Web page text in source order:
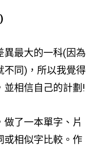
異最大的一科(因為
不同)，所以我覺得
並相信自己的計劃!
了一本單字、片
或相似字比較。作